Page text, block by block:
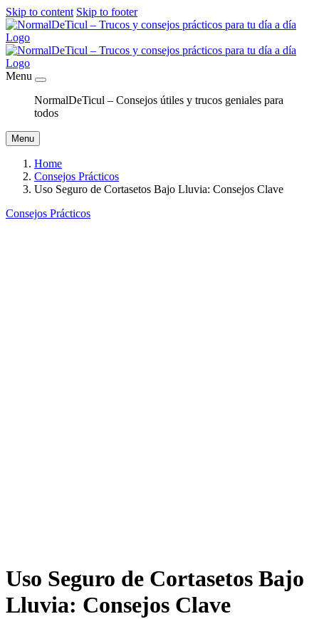
Skip to content Skip to footer
Menu
NormalDeTicul – Consejos útiles y trucos geniales para
todos
Menu
Home
Consejos Prácticos
Uso Seguro de Cortasetos Bajo Lluvia: Consejos Clave
Consejos Prácticos
Uso Seguro de Cortasetos Bajo
Lluvia: Consejos Clave